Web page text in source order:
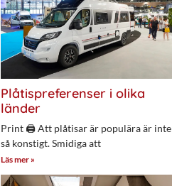
Plåtispreferenser i olika
länder
Print 🖨 Att plåtisar är populära är inte
så konstigt. Smidiga att
Läs mer »